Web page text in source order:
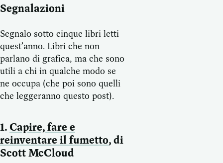
Segnalazioni
Segnalo sotto cinque libri letti
quest’anno. Libri che non
parlano di grafica, ma che sono
utili a chi in qualche modo se
ne occupa (che poi sono quelli
che leggeranno questo post).
1.Capire, fare e
reinventare il fumetto, di
Scott McCloud